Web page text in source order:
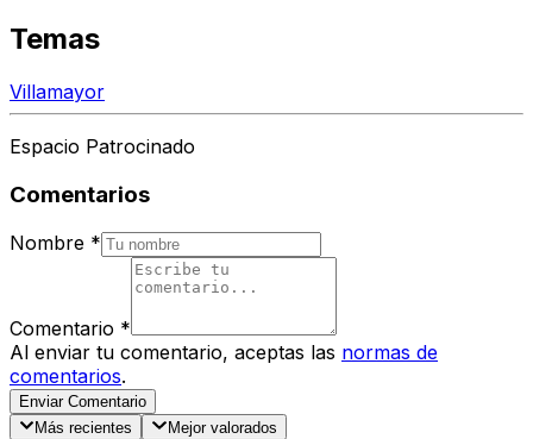
Temas
Villamayor
Espacio Patrocinado
Comentarios
Nombre *
Comentario *
Al enviar tu comentario, aceptas las normas de
comentarios.
Enviar Comentario
Más recientes
Mejor valorados